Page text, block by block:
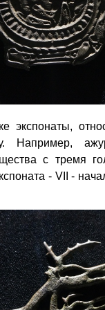
экспонаты,
Например,
с тремя
- VII -